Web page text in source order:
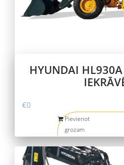
HYUNDAI
€0
Pievienot
grozam